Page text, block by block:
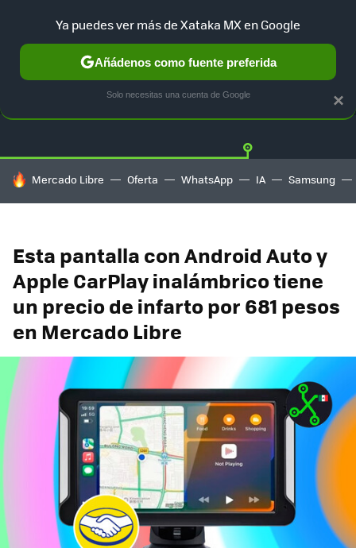
GUÍA DE COMPRAS MERCADO LIBRE
HOY SE HABLA DE
Mercado Libre Oferta WhatsApp IA Samsung
Esta pantalla con Android Auto y
Apple CarPlay inalámbrico tiene
un precio de infarto por 681 pesos
en Mercado Libre
×
Ya puedes ver más de Xataka MX en Google
Añádenos como fuente preferida
Solo necesitas una cuenta de Google